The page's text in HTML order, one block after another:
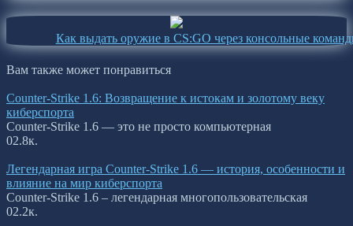
Как выдать оружие в CS:GO через консольные
Вам также может понравиться
Counter-Strike 1.6: Возвращение к истокам и золотому веку
киберспорта
Counter-Strike 1.6 — это не просто компьютерная
02.8к.
Легендарная игра Counter-Strike 1.6 — история, особенности и
влияние на мир киберспорта
Counter-Strike 1.6 – легендарная многопользовательская
02.2к.